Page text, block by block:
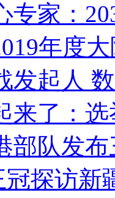
专家：
年度
发起人
来了：
部队发
探访新